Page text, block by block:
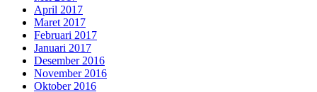
April 2017
Maret 2017
Februari 2017
Januari 2017
Desember 2016
November 2016
Oktober 2016